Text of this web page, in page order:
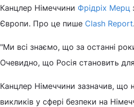
Канцлер Німеччини Фрідріх Мерц
Європи. Про це пише Clash Report.
"Ми всі знаємо, що за останні
Очевидно, що Росія становить
Канцлер Німеччини зазначив, що
викликів у сфері безпеки на